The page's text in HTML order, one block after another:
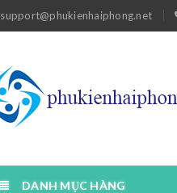
support@phukienhaiphong.net
DANH MỤC HÀNG